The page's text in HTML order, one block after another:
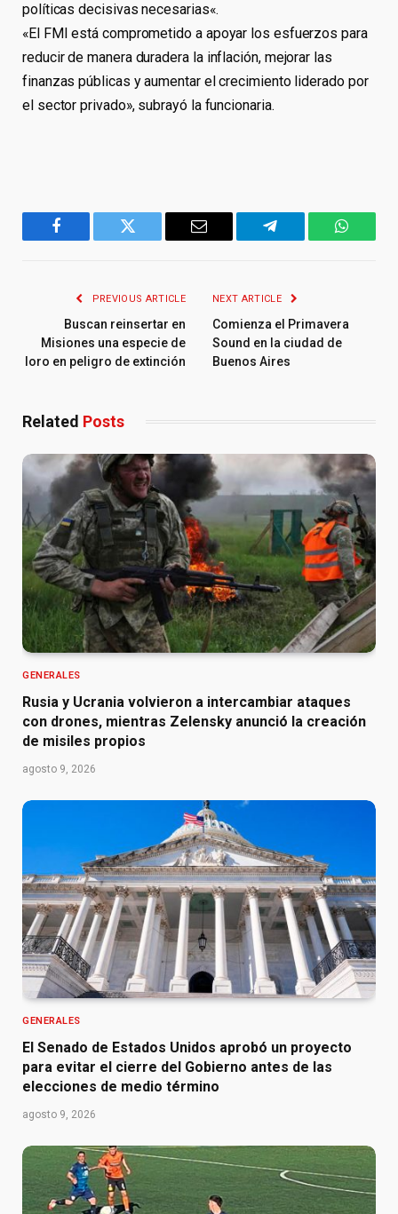
políticas decisivas necesarias«.
«El FMI está comprometido a apoyar los esfuerzos para
reducir de manera duradera la inflación, mejorar las
finanzas públicas y aumentar el crecimiento liderado por
el sector privado», subrayó la funcionaria.
Facebook Twitter Email Telegram
PREVIOUS ARTICLE
Buscan reinsertar en
Misiones una especie de
loro en peligro de extinción
NEXT ARTICLE
Comienza el Primavera
Sound en la ciudad de
Buenos Aires
Related Posts
GENERALES
Rusia y Ucrania volvieron a intercambiar ataques
con drones, mientras Zelensky anunció la creación
de misiles propios
agosto 9, 2026
GENERALES
El Senado de Estados Unidos aprobó un proyecto
para evitar el cierre del Gobierno antes de las
elecciones de medio término
agosto 9, 2026